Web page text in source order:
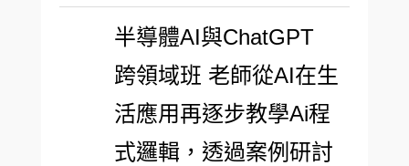
半導體AI與ChatGPT
跨領域班 老師從AI在生
活應用再逐步教學Ai程
式邏輯，透過案例研討